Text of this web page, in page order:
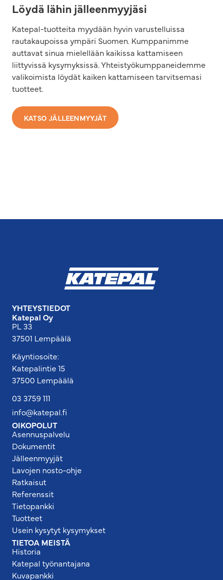
Löydä lähin jälleenmyyjäsi
Katepal-tuotteita myydään hyvin varustelluissa
rautakaupoissa ympäri Suomen. Kumppanimme
auttavat sinua mielellään kaikissa kattamiseen
liittyvissä kysymyksissä. Yhteistyökumppaneidemme
valikoimista löydät kaiken kattamiseen tarvitsemasi
tuotteet.
KATSO JÄLLEENMYYJÄT
YHTEYSTIEDOT
Katepal Oy
PL 33
37501 Lempäälä
Käyntiosoite:
Katepalintie 15
37500 Lempäälä
03 3759 111
info@katepal.fi
OIKOPOLUT
Asennuspalvelu
Dokumentit
Jälleenmyyjät
Lavojen nosto-ohje
Ratkaisut
Referenssit
Tietopankki
Tuotteet
Usein kysytyt kysymykset
TIETOA MEISTÄ
Historia
Katepal työnantajana
Kuvapankki